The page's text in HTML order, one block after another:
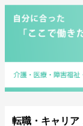
転職・キャリア